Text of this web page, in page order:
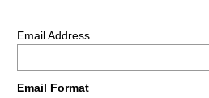
Email Address
Email Format